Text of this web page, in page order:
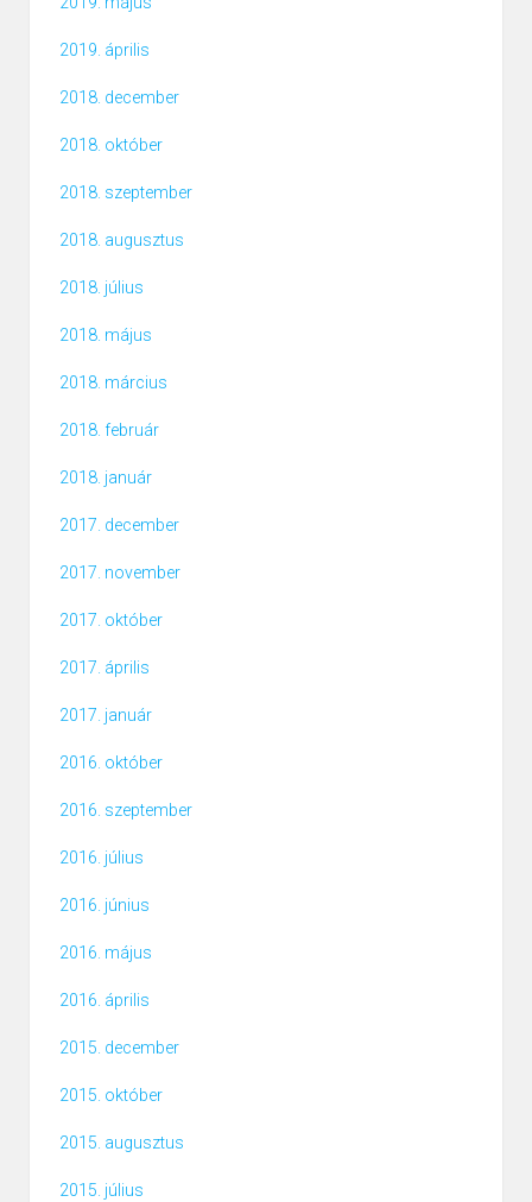
2019. április
2018. december
2018. október
2018. szeptember
2018. augusztus
2018. július
2018. május
2018. március
2018. február
2018. január
2017. december
2017. november
2017. október
2017. április
2017. január
2016. október
2016. szeptember
2016. július
2016. június
2016. május
2016. április
2015. december
2015. október
2015. augusztus
2015. július